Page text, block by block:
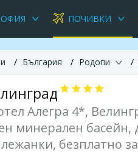
ПОЧИВКИ
България Родопи
Алегра 4*,
минерален басейн,
безплатно за